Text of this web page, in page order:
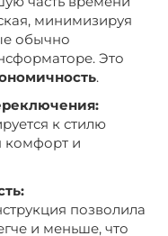
минимизируя
обычно
Это
.
к стилю
комфорт и
позволила
и меньше, что